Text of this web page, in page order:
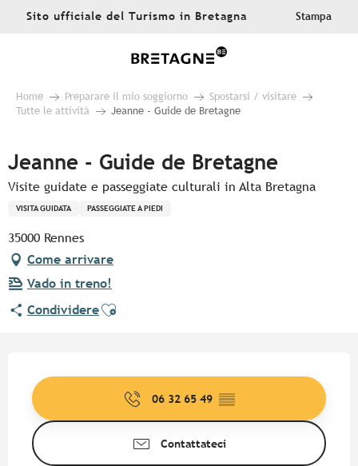
AllerSito ufficiale del Turismo in Bretagna Stampa
Home Preparare il mio soggiorno
Spostarsi / visitare
Tutte le attività
Jeanne - Guide de Bretagne
Jeanne - Guide de Bretagne
Visite guidate e passeggiate culturali in Alta Bretagna
VISITA GUIDATA PASSEGGIATE A PIEDI
35000 Rennes
Come arrivare
Vado in treno!
CondividereAjouter aux favoris
06 32 65 49 ▒▒
Contattateci